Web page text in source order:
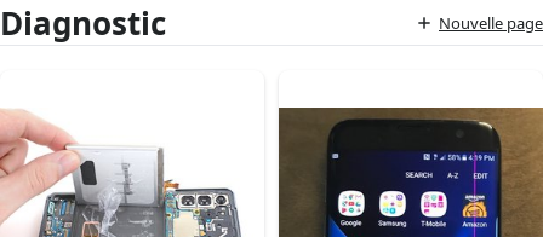
Diagnostic Nouvelle page